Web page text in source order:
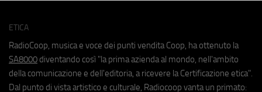
ETICA
RadioCoop, musica e voce dei punti vendita Coop, ha ottenuto la
SA8000 diventando così "la prima azienda al mondo, nell'ambito
della comunicazione e dell'editoria, a ricevere la Certificazione etica".
Dal punto di vista artistico e culturale, Radiocoop vanta un primato: